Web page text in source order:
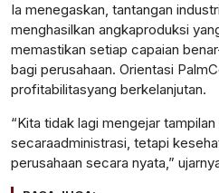
Ia menegaskan, tantangan industri
menghasilkan angkaproduksi
memastikan setiap capaian
bagi perusahaan. Orientasi
profitabilitasyang berkelanjutan.
“Kita tidak lagi mengejar tampilan
secaraadministrasi, tetapi
perusahaan secara nyata,”